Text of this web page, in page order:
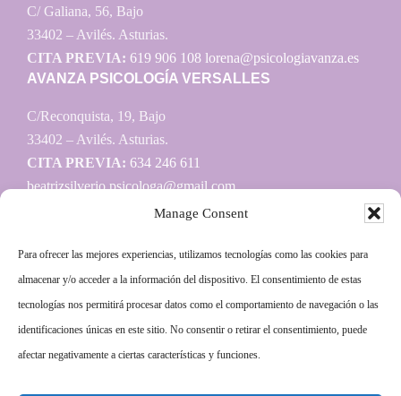
Manage Consent
Para ofrecer las mejores experiencias, utilizamos tecnologías como las cookies para
almacenar y/o acceder a la información del dispositivo. El consentimiento de estas
tecnologías nos permitirá procesar datos como el comportamiento de navegación o las
identificaciones únicas en este sitio. No consentir o retirar el consentimiento, puede
afectar negativamente a ciertas características y funciones.
C/ Galiana, 56, Bajo
33402 – Avilés. Asturias.
CITA PREVIA: 619 906 108 lorena@psicologiavanza.es
AVANZA PSICOLOGÍA VERSALLES
C/Reconquista, 19, Bajo
33402 – Avilés. Asturias.
CITA PREVIA: 634 246 611
beatrizsilverio.psicologa@gmail.com
Información
Aviso legal
Política de privacidad